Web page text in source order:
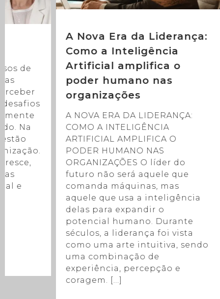
de
Na
e
A Nova Era da Liderança:
Como a Inteligência
Artificial amplifica o
poder humano nas
organizações
A NOVA ERA DA LIDERANÇA:
COMO A INTELIGÊNCIA
ARTIFICIAL AMPLIFICA O
PODER HUMANO NAS
ORGANIZAÇÕES O líder do
futuro não será aquele que
comanda máquinas, mas
aquele que usa a inteligência
delas para expandir o
potencial humano. Durante
séculos, a liderança foi vista
como uma arte intuitiva, sendo
uma combinação de
experiência, percepção e
coragem. […]